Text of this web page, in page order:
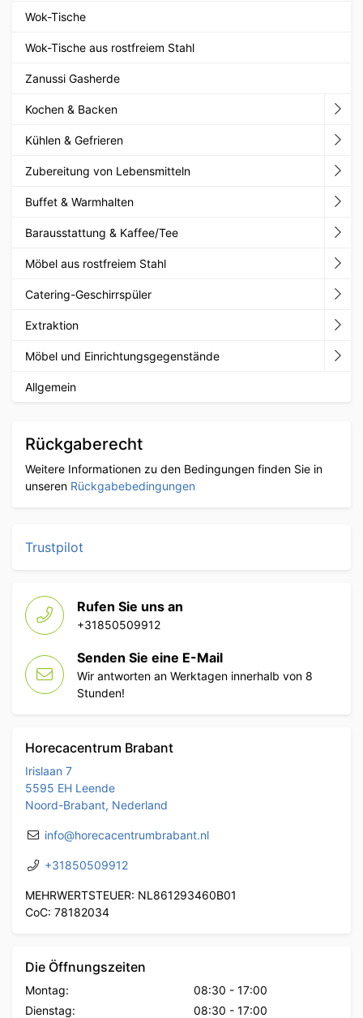
Wok-Tische
Wok-Tische aus rostfreiem Stahl
Zanussi Gasherde
Kochen & Backen
Kühlen & Gefrieren
Zubereitung von Lebensmitteln
Buffet & Warmhalten
Barausstattung & Kaffee/Tee
Möbel aus rostfreiem Stahl
Catering-Geschirrspüler
Extraktion
Möbel und Einrichtungsgegenstände
Allgemein
Rückgaberecht
Weitere Informationen zu den Bedingungen finden Sie in
unseren Rückgabebedingungen
Trustpilot
Rufen Sie uns an
+31850509912
Senden Sie eine E-Mail
Wir antworten an Werktagen innerhalb von 8
Stunden!
Horecacentrum Brabant
Irislaan 7
5595 EH Leende
Noord-Brabant, Nederland
info@horecacentrumbrabant.nl
+31850509912
MEHRWERTSTEUER: NL861293460B01
CoC: 78182034
Die Öffnungszeiten
Montag: 08:30 - 17:00
Dienstag:
08:30 - 17:00